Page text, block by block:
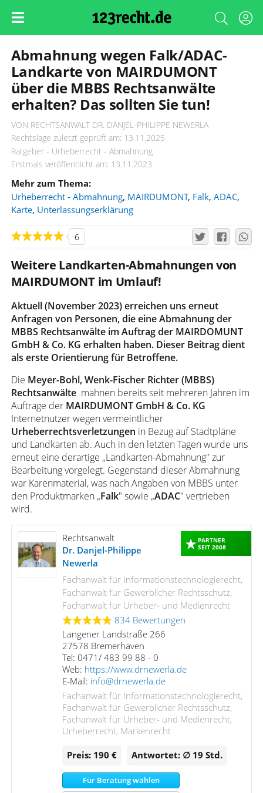
Abmahnung wegen Falk/ADAC-
Landkarte von MAIRDUMONT
über die MBBS Rechtsanwälte
erhalten? Das sollten Sie tun!
VON RECHTSANWALT DR. DANJEL-PHILIPPE NEWERLA
Rechtslage zuletzt geprüft am: 13.11.2025
Ratgeber - Urheberrecht - Abmahnung
Erstmals veröffentlicht am: 13.11.2023
Mehr zum Thema:
Urheberrecht - Abmahnung, MAIRDUMONT, Falk, ADAC,
Karte, Unterlassungserklärung
6
Weitere Landkarten-Abmahnungen von
MAIRDUMONT im Umlauf!
Aktuell (November 2023) erreichen uns erneut
Anfragen von Personen, die eine Abmahnung der
MBBS Rechtsanwälte im Auftrag der MAIRDOMUNT
GmbH & Co. KG erhalten haben. Dieser Beitrag dient
als erste Orientierung für Betroffene.
Die Meyer-Bohl, Wenk-Fischer Richter (MBBS)
Rechtsanwälte mahnen bereits seit mehreren Jahren im
Auftrage derMAIRDUMONT GmbH & Co. KG
Internetnutzer wegen vermeintlicher
Urheberrechtsverletzungen in Bezug auf Stadtpläne
und Landkarten ab. Auch in den letzten Tagen wurde uns
erneut eine derartige „Landkarten-Abmahnung" zur
Bearbeitung vorgelegt. Gegenstand dieser Abmahnung
war Karenmaterial, was nach Angaben von MBBS unter
den Produktmarken „Falk" sowie „ADAC" vertrieben
wird.
PARTNER
SEIT 2008
Rechtsanwalt
Dr. Danjel-Philippe
Newerla
Fachanwalt für Informationstechnologierecht,
Fachanwalt für Gewerblicher Rechtsschutz,
Fachanwalt für Urheber- und Medienrecht
834 Bewertungen
Langener Landstraße 266
27578 Bremerhaven
Tel: 0471/ 483 99 88 - 0
Web: https://www.drnewerla.de
E-Mail: info@drnewerla.de
Fachanwalt für Informationstechnologierecht,
Fachanwalt für Gewerblicher Rechtsschutz,
Fachanwalt für Urheber- und Medienrecht,
Urheberrecht, Markenrecht
Preis: 190 € Antwortet: ∅ 19Std.
Für Beratung wählen